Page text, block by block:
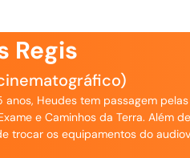
Regis
anos, Heudes tem passagem
e Caminhos da Terra. Além
trocar os equipamentos do